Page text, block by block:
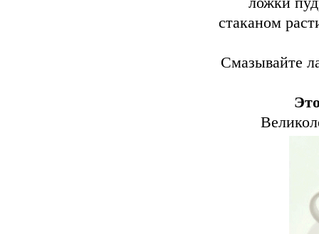
стаканом
Смазывайте